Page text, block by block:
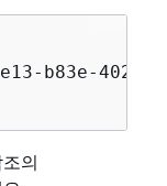
b83e-4027-
의